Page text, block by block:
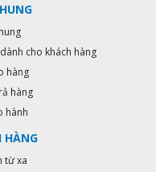
cho khách hàng
hàng
hàng
hành
HÀNG
từ xa